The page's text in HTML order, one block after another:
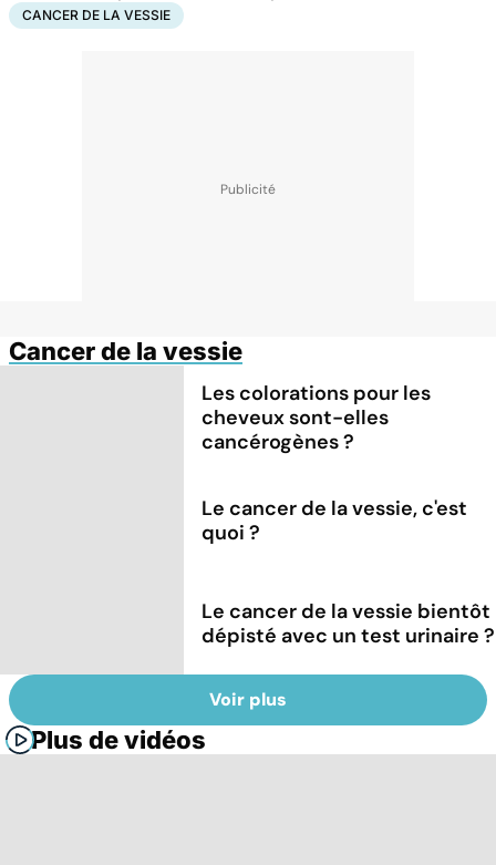
CANCER DE LA VESSIE
Cancer de la vessie
Les colorations pour les
cheveux sont-elles
cancérogènes ?
Le cancer de la vessie, c'est
quoi ?
Le cancer de la vessie bientôt
dépisté avec un test urinaire ?
Voir plus
Plus de vidéos